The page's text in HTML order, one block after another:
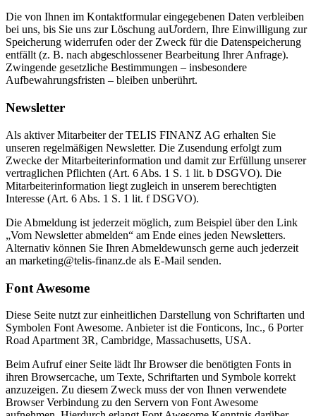
Die von Ihnen im Kontaktformular eingegebenen Daten verbleiben
bei uns, bis Sie uns zur Löschung auƯordern, Ihre Einwilligung zur
Speicherung widerrufen oder der Zweck für die Datenspeicherung
entfällt (z. B. nach abgeschlossener Bearbeitung Ihrer Anfrage).
Zwingende gesetzliche Bestimmungen – insbesondere
Aufbewahrungsfristen – bleiben unberührt.
Newsletter
Als aktiver Mitarbeiter der TELIS FINANZ AG erhalten Sie
unseren regelmäßigen Newsletter. Die Zusendung erfolgt zum
Zwecke der Mitarbeiterinformation und damit zur Erfüllung unserer
vertraglichen Pflichten (Art. 6 Abs. 1 S. 1 lit. b DSGVO). Die
Mitarbeiterinformation liegt zugleich in unserem berechtigten
Interesse (Art. 6 Abs. 1 S. 1 lit. f DSGVO).
Die Abmeldung ist jederzeit möglich, zum Beispiel über den Link
„Vom Newsletter abmelden“ am Ende eines jeden Newsletters.
Alternativ können Sie Ihren Abmeldewunsch gerne auch jederzeit
an marketing@telis-finanz.de als E-Mail senden.
Font Awesome
Diese Seite nutzt zur einheitlichen Darstellung von Schriftarten und
Symbolen Font Awesome. Anbieter ist die Fonticons, Inc., 6 Porter
Road Apartment 3R, Cambridge, Massachusetts, USA.
Beim Aufruf einer Seite lädt Ihr Browser die benötigten Fonts in
ihren Browsercache, um Texte, Schriftarten und Symbole korrekt
anzuzeigen. Zu diesem Zweck muss der von Ihnen verwendete
Browser Verbindung zu den Servern von Font Awesome